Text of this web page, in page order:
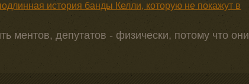
история банды Келли, которую не покажут в
ментов, депутатов - физически, потому что они